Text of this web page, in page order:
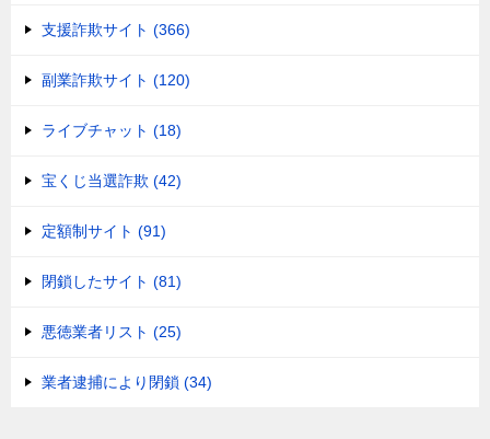
支援詐欺サイト (366)
副業詐欺サイト (120)
ライブチャット (18)
宝くじ当選詐欺 (42)
定額制サイト (91)
閉鎖したサイト (81)
悪徳業者リスト (25)
業者逮捕により閉鎖 (34)